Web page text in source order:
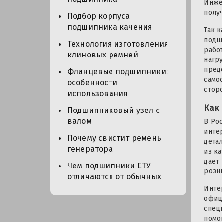
Подбор корпуса
подшипника качения
Технология изготовления
клиновых ремней
Фланцевые подшипники:
особенности
использования
Подшипниковый узел с
валом
Почему свистит ремень
генератора
Чем подшипники ЕТУ
отличаются от обычных
Так
Как
В
из
дает